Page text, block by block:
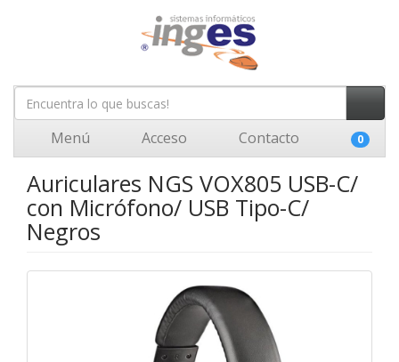
Menú Acceso Contacto 0
Auriculares NGS VOX805 USB-C/
con Micrófono/ USB Tipo-C/
Negros